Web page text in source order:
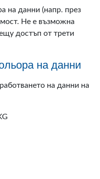
на данни (напр. през
Не е възможна
достъп от трети
на данни
на данни на